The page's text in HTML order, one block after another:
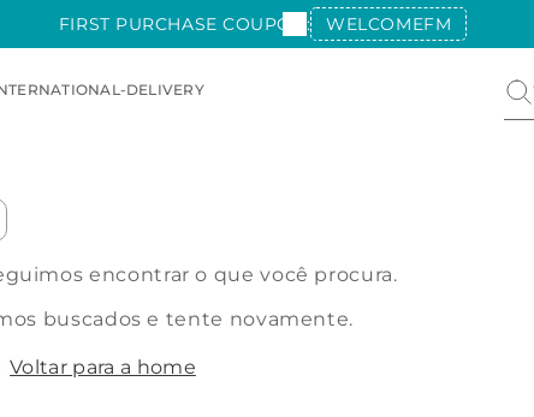
FIRST PURCHASE COUPON: WELCOMEFM
DELIVERY
encontrar o que você procura.
buscados e tente novamente.
Voltar para a home